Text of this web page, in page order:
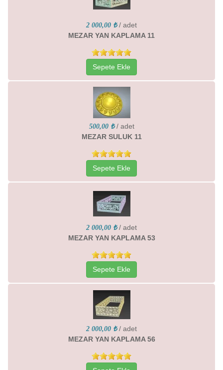
2 000,00 ₺ / adet
MEZAR YAN KAPLAMA 11
Sepete Ekle
500,00 ₺ / adet
MEZAR SULUK 11
Sepete Ekle
2 000,00 ₺ / adet
MEZAR YAN KAPLAMA 53
Sepete Ekle
2 000,00 ₺ / adet
MEZAR YAN KAPLAMA 56